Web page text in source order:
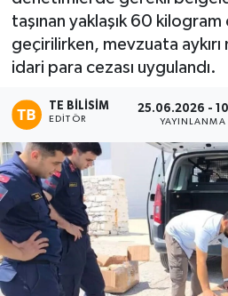
taşınan yaklaşık 60 kilogram
geçirilirken, mevzuata aykırı
idari para cezası uygulandı.
TE BILISIM
EDITÖR
25.06.2026 -
YAYINLANMA